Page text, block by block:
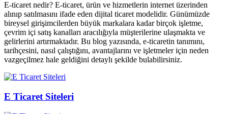
E-ticaret nedir? E-ticaret, ürün ve hizmetlerin internet üzerinden
alınıp satılmasını ifade eden dijital ticaret modelidir. Günümüzde
bireysel girişimcilerden büyük markalara kadar birçok işletme,
çevrim içi satış kanalları aracılığıyla müşterilerine ulaşmakta ve
gelirlerini artırmaktadır. Bu blog yazısında, e-ticaretin tanımını,
tarihçesini, nasıl çalıştığını, avantajlarını ve işletmeler için neden
vazgeçilmez hale geldiğini detaylı şekilde bulabilirsiniz.
E Ticaret Siteleri